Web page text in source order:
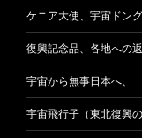
ケニア大使、宇宙ドン
復興記念品、各地への
宇宙から無事日本へ、
宇宙飛行子（東北復興